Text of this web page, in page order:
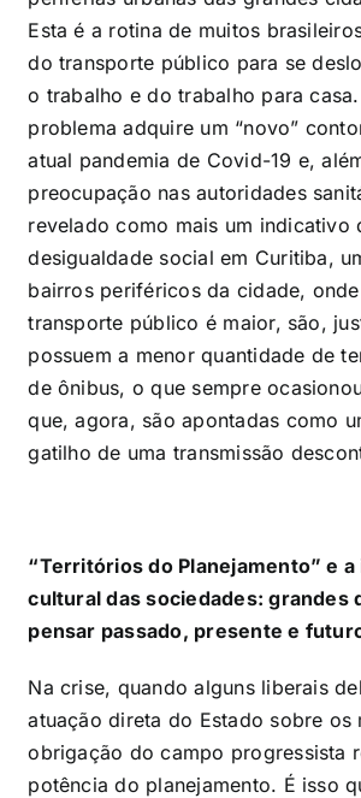
Esta é a rotina de muitos
do transporte público para se
o trabalho e do trabalho para casa.
problema adquire um “novo”
atual pandemia de Covid-19 e,
preocupação nas autoridades
revelado como mais um indicativo
desigualdade social em Curitiba,
bairros periféricos da cidade,
transporte público é maior, são,
possuem a menor quantidade de
de ônibus, o que sempre
que, agora, são apontadas como
gatilho de uma transmissão
“Territórios do Planejamento” e
cultural das sociedades: grandes
pensar passado, presente e
Na crise, quando alguns liberais
atuação direta do Estado sobre os
obrigação do campo progressista
potência do planejamento. É isso